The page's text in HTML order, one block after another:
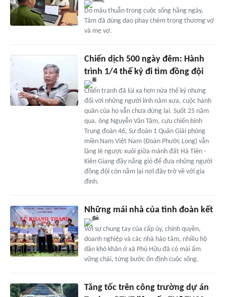
Do mâu thuẫn trong cuộc sống hằng ngày,
Tâm đã dùng dao phay chém trọng thương vợ
và mẹ vợ.
Chiến dịch 500 ngày đêm: Hành
trình 1/4 thế kỷ đi tìm đồng đội
Chiến tranh đã lùi xa hơn nửa thế kỷ nhưng
đối với những người lính năm xưa, cuộc hành
quân của họ vẫn chưa dừng lại. Suốt 25 năm
qua, ông Nguyễn Văn Tâm, cựu chiến binh
Trung đoàn 46, Sư đoàn 1 Quân Giải phóng
miền Nam Việt Nam (Đoàn Phước Long) vẫn
lặng lẽ ngược xuôi giữa mảnh đất Hà Tiên -
Kiên Giang đầy nắng gió để đưa những người
đồng đội còn nằm lại nơi đây trở về với gia
đình.
Những mái nhà của tình đoàn kết
Với sự chung tay của cấp ủy, chính quyền,
doanh nghiệp và các nhà hảo tâm, nhiều hộ
dân khó khăn ở xã Phú Hữu đã có mái ấm
vững chãi, từng bước ổn định cuộc sống.
Tăng tốc trên công trường dự án